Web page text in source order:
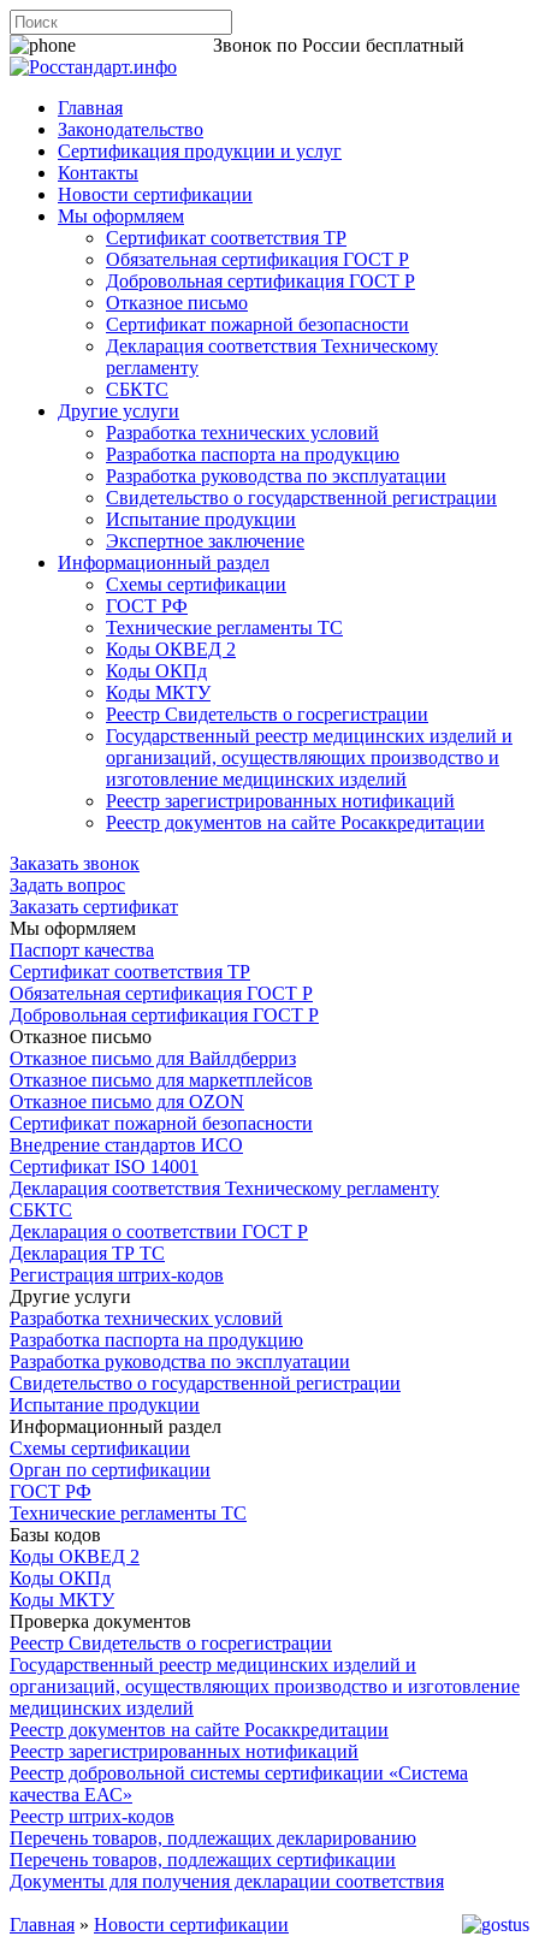
Звонок по России бесплатный
Главная
Законодательство
Сертификация продукции и услуг
Контакты
Новости сертификации
Мы оформляем
Сертификат соответствия ТР
Обязательная сертификация ГОСТ Р
Добровольная сертификация ГОСТ Р
Отказное письмо
Сертификат пожарной безопасности
Декларация соответствия Техническому
регламенту
СБКТС
Другие услуги
Разработка технических условий
Разработка паспорта на продукцию
Разработка руководства по эксплуатации
Свидетельство о государственной регистрации
Испытание продукции
Экспертное заключение
Информационный раздел
Схемы сертификации
ГОСТ РФ
Технические регламенты ТС
Коды ОКВЕД 2
Коды ОКПд
Коды МКТУ
Реестр Свидетельств о госрегистрации
Государственный реестр медицинских изделий и
организаций, осуществляющих производство и
изготовление медицинских изделий
Реестр зарегистрированных нотификаций
Реестр документов на сайте Росаккредитации
Заказать звонок
Задать вопрос
Заказать сертификат
Мы оформляем
Паспорт качества
Сертификат соответствия ТР
Обязательная сертификация ГОСТ Р
Добровольная сертификация ГОСТ Р
Отказное письмо
Отказное письмо для Вайлдберриз
Отказное письмо для маркетплейсов
Отказное письмо для OZON
Сертификат пожарной безопасности
Внедрение стандартов ИСО
Сертификат ISO 14001
Декларация соответствия Техническому регламенту
СБКТС
Декларация о соответствии ГОСТ Р
Декларация ТР ТС
Регистрация штрих-кодов
Другие услуги
Разработка технических условий
Разработка паспорта на продукцию
Разработка руководства по эксплуатации
Свидетельство о государственной регистрации
Испытание продукции
Информационный раздел
Схемы сертификации
Орган по сертификации
ГОСТ РФ
Технические регламенты ТС
Базы кодов
Коды ОКВЕД 2
Коды ОКПд
Коды МКТУ
Проверка документов
Реестр Свидетельств о госрегистрации
Государственный реестр медицинских изделий и
организаций, осуществляющих производство и изготовление
медицинских изделий
Реестр документов на сайте Росаккредитации
Реестр зарегистрированных нотификаций
Реестр добровольной системы сертификации «Система
качества ЕАС»
Реестр штрих-кодов
Перечень товаров, подлежащих декларированию
Перечень товаров, подлежащих сертификации
Документы для получения декларации соответствия
Главная » Новости сертификации